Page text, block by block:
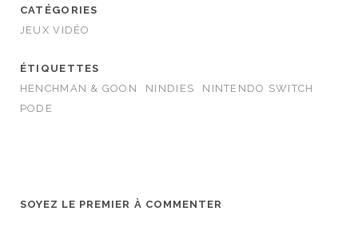
CATÉGORIES
JEUX VIDÉO
ÉTIQUETTES
HENCHMAN & GOON
NINDIES
NINTENDO SWITCH
PODE
SOYEZ LE PREMIER À COMMENTER